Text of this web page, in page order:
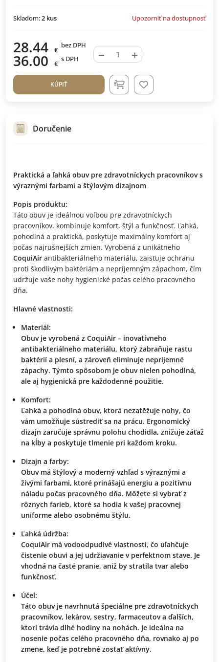
Skladom:2 kus Upozorniť na dostupnosť
28.44 €
bez DPH
36.00 €
s DPH − +
KÚPIŤ
Doručenie
Praktická a ľahká obuv pre zdravotníckych pracovníkov s
výraznými farbami a štýlovým dizajnom
Popis produktu:
Táto obuv je ideálnou voľbou pre zdravotníckych
pracovníkov, kombinuje komfort, štýl a funkčnosť. Ľahká,
pohodlná a praktická, poskytuje maximálny komfort aj
počas najrušnejších zmien. Vyrobená z unikátneho
CoquiAir antibakteriálneho materiálu, zaisťuje ochranu
proti škodlivým baktériám a nepríjemným zápachom, čím
udržuje vaše nohy hygienické počas celého pracovného
dňa.
Hlavné vlastnosti:
Materiál:
Obuv je vyrobená z CoquiAir – inovatívneho
antibakteriálneho materiálu, ktorý zabraňuje rastu
baktérií a plesní, a zároveň eliminuje nepríjemné
zápachy. Týmto spôsobom je obuv nielen pohodlná,
ale aj hygienická pre každodenné použitie.
Komfort:
Ľahká a pohodlná obuv, ktorá nezatěžuje nohy, čo
vám umožňuje sústrediť sa na prácu. Ergonomický
dizajn zaručuje správnu polohu chodidla, znižuje záťaž
na kĺby a poskytuje tlmenie pri každom kroku.
Dizajn a farby:
Obuv má štýlový a moderný vzhľad s výraznými a
živými farbami, ktoré prinášajú energiu a pozitívnu
náladu počas pracovného dňa. Môžete si vybrať z
rôznych farieb, ktoré sa hodia k vašej pracovnej
uniforme alebo osobnému štýlu.
Ľahká údržba:
CoquiAir má vodoodpudivé vlastnosti, čo uľahčuje
čistenie obuvi a jej udržiavanie v perfektnom stave. Je
vhodná na časté pranie, aniž by stratila tvar alebo
funkčnosť.
Účel:
Táto obuv je navrhnutá špeciálne pre zdravotníckych
pracovníkov, lekárov, sestry, farmaceutov a ďalších,
ktorí trávia dlhé hodiny na nohách. Je ideálna na
nosenie počas celého pracovného dňa, rovnako aj po
zmene, keď je potrebné zostať aktívny.